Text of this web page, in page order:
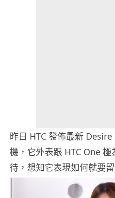
昨日 HTC 發佈最新
機，它外表跟 HTC One
待，想知它表現如何就要